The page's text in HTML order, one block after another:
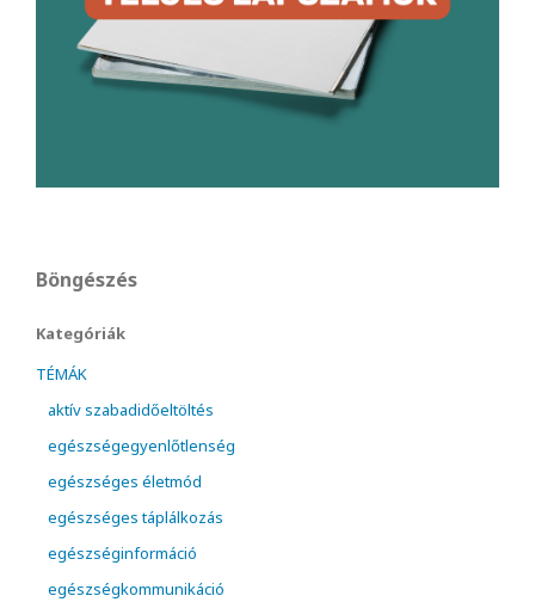
Böngészés
Kategóriák
TÉMÁK
aktív szabadidőeltöltés
egészségegyenlőtlenség
egészséges életmód
egészséges táplálkozás
egészséginformáció
egészségkommunikáció